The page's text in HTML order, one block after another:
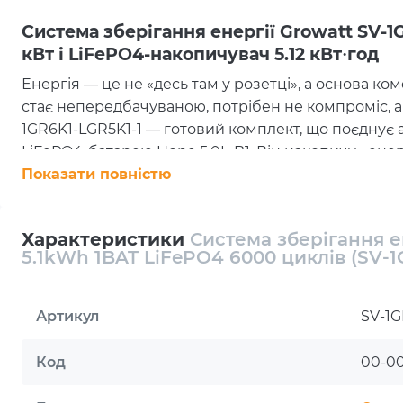
Система зберігання енергії Growatt SV-
кВт і LiFePO4-накопичувач 5.12 кВт·год
Енергія — це не «десь там у розетці», а основа
стає непередбачуваною, потрібен не компроміс,
1GR6K1-LGR5K1-1 — готовий комплект, що
LiFePO4-батарею Hope 5.0L-B1. Він накопичує
впевнено, щоб дім, офіс або невелике
Коли напруга «стрибає»: чиста
техніки
роль відіграє чиста синусоїда — вихідний
щоденні навантаження та забезпечує
Показати повністю
Характеристики Система зберігання
5.1kWh 1BAT LiFePO4 6000 циклів (SV-
Артикул SV-
Код 00-